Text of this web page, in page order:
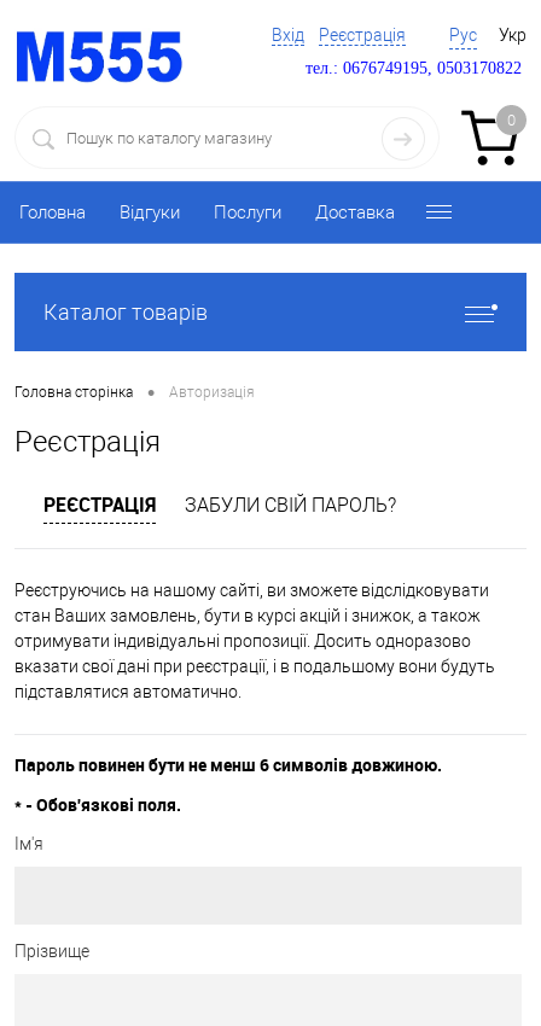
Вхід Реєстрація Рус Укр
тел.: 0676749195, 0503170822
0
Головна Відгуки Послуги Доставка
Каталог товарів
Головна сторінка • Авторизація
Реєстрація
РЕЄСТРАЦІЯ ЗАБУЛИ СВІЙ ПАРОЛЬ?
Реєструючись на нашому сайті, ви зможете відслідковувати
стан Ваших замовлень, бути в курсі акцій і знижок, а також
отримувати індивідуальні пропозиції. Досить одноразово
вказати свої дані при реєстрації, і в подальшому вони будуть
підставлятися автоматично.
Пароль повинен бути не менш 6 символів довжиною.
* - Обов'язкові поля.
Ім'я
Прізвище